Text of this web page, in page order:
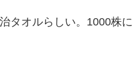
タオルらしい。1000株